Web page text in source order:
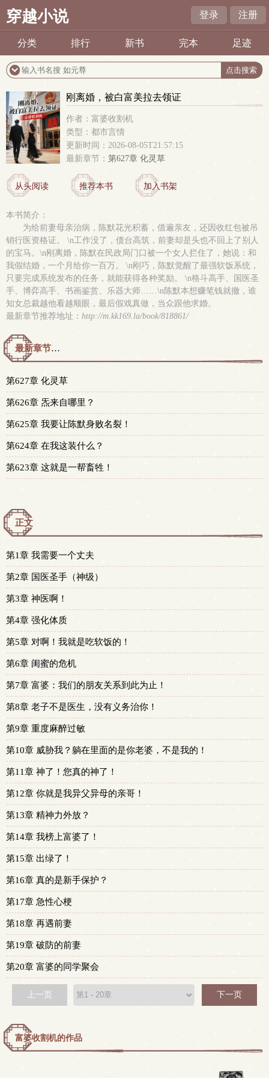
穿越小说 登录 注册
分类 排行 新书 完本 足迹
刚离婚，被白富美拉去领证
作者：富婆收割机
类型：都市言情
更新时间：2026-08-05T21:57:15
最新章节： 第627章 化灵草
从头阅读 推荐本书 加入书架
本书简介：
为给前妻母亲治病，陈默花光积蓄，借遍亲友，还因收红包被吊
销行医资格证。 \n工作没了，债台高筑，前妻却是头也不回上了别人
的宝马。\n刚离婚，陈默在民政局门口被一个女人拦住了，她说：和
我假结婚，一个月给你一百万。 \n刚巧，陈默觉醒了最强软饭系统，
只要完成系统发布的任务，就能获得各种奖励。 \n格斗高手、国医圣
手、博弈高手、书画鉴赏、乐器大师……\n陈默本想赚笔钱就撤，谁
知女总裁越他看越顺眼，最后假戏真做，当众跟他求婚。
最新章节推荐地址： http://m.kk169.la/book/818861/
最新章节预览 更新时间：2026-08-05T21:57:15
第627章 化灵草
第626章 炁来自哪里？
第625章 我要让陈默身败名裂！
第624章 在我这装什么？
第623章 这就是一帮畜牲！
正文
第1章 我需要一个丈夫
第2章 国医圣手（神级）
第3章 神医啊！
第4章 强化体质
第5章 对啊！我就是吃软饭的！
第6章 闺蜜的危机
第7章 富婆：我们的朋友关系到此为止！
第8章 老子不是医生，没有义务治你！
第9章 重度麻醉过敏
第10章 威胁我？躺在里面的是你老婆，不是我的！
第11章 神了！您真的神了！
第12章 你就是我异父异母的亲哥！
第13章 精神力外放？
第14章 我榜上富婆了！
第15章 出绿了！
第16章 真的是新手保护？
第17章 急性心梗
第18章 再遇前妻
第19章 破防的前妻
第20章 富婆的同学聚会
上一页 下一页
富婆收割机的作品